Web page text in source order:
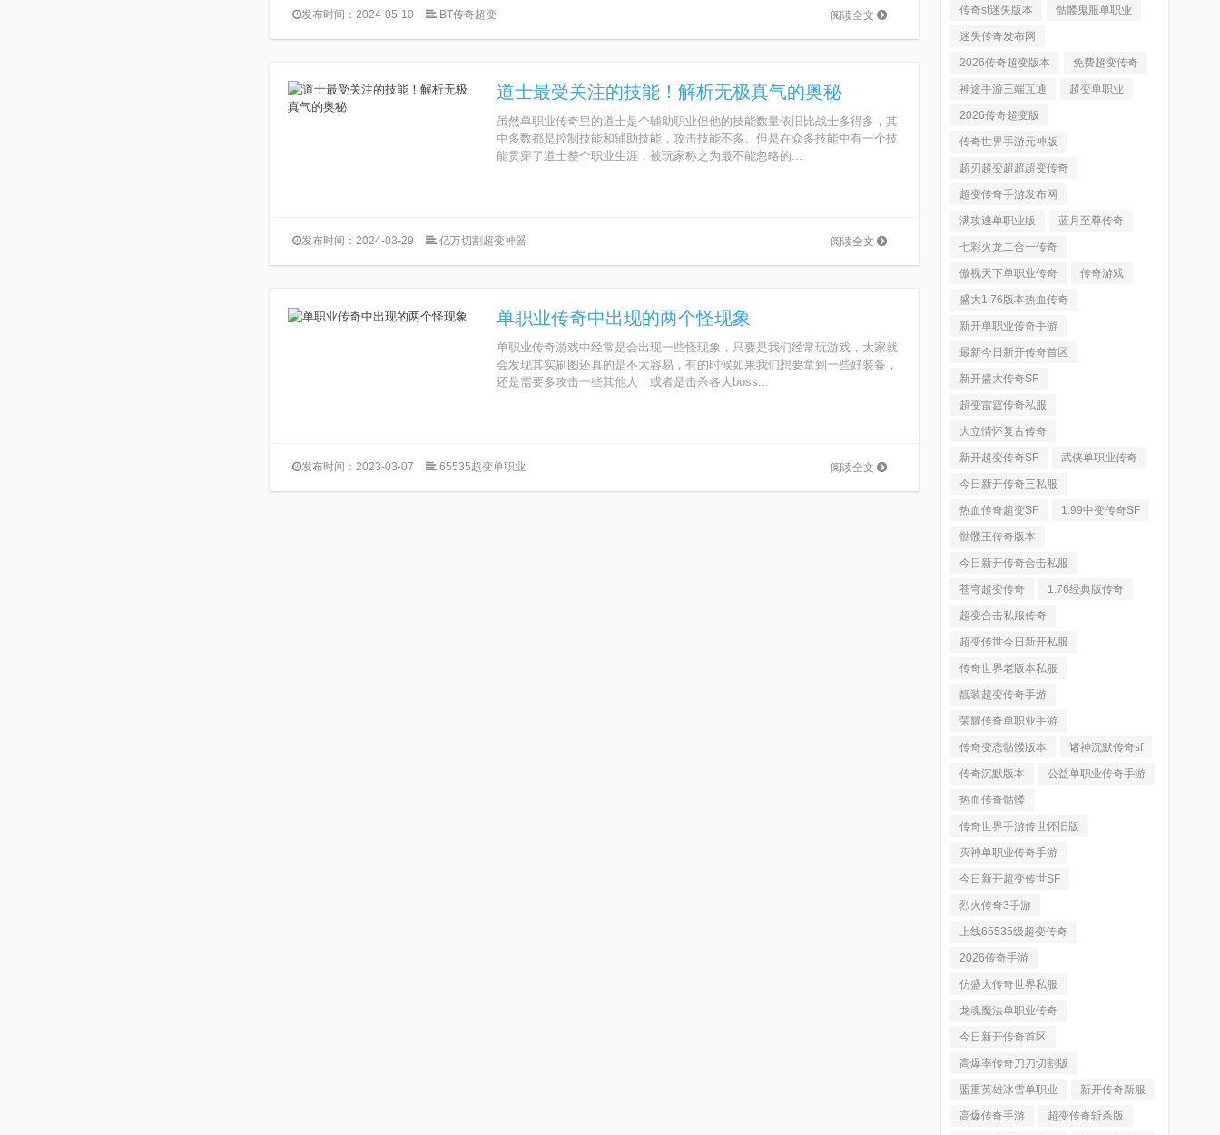
阅读全文
发布时间：2024-05-10 BT传奇超变
道士最受关注的技能！解析无极真气的奥秘
虽然单职业传奇里的道士是个辅助职业但他的技能数量依旧比战士多得多，其
中多数都是控制技能和辅助技能，攻击技能不多。但是在众多技能中有一个技
能贯穿了道士整个职业生涯，被玩家称之为最不能忽略的...
阅读全文
发布时间：2024-03-29 亿万切割超变神器
单职业传奇中出现的两个怪现象
单职业传奇游戏中经常是会出现一些怪现象，只要是我们经常玩游戏，大家就
会发现其实刷图还真的是不太容易，有的时候如果我们想要拿到一些好装备，
还是需要多攻击一些其他人，或者是击杀各大boss...
阅读全文
发布时间：2023-03-07 65535超变单职业
传奇sf迷失版本 骷髅鬼服单职业
迷失传奇发布网
2026传奇超变版本 免费超变传奇
神途手游三端互通 超变单职业
2026传奇超变版
传奇世界手游元神版
超刃超变超超超变传奇
超变传奇手游发布网
满攻速单职业版 蓝月至尊传奇
七彩火龙二合一传奇
傲视天下单职业传奇 传奇游戏
盛大1.76版本热血传奇
新开单职业传奇手游
最新今日新开传奇首区
新开盛大传奇SF
超变雷霆传奇私服
大立情怀复古传奇
新开超变传奇SF 武侠单职业传奇
今日新开传奇三私服
热血传奇超变SF 1.99中变传奇SF
骷髅王传奇版本
今日新开传奇合击私服
苍穹超变传奇 1.76经典版传奇
超变合击私服传奇
超变传世今日新开私服
传奇世界老版本私服
靓装超变传奇手游
荣耀传奇单职业手游
传奇变态骷髅版本 诸神沉默传奇sf
传奇沉默版本 公益单职业传奇手游
热血传奇骷髅
传奇世界手游传世怀旧版
灭神单职业传奇手游
今日新开超变传世SF
烈火传奇3手游
上线65535级超变传奇
2026传奇手游
仿盛大传奇世界私服
龙魂魔法单职业传奇
今日新开传奇首区
高爆率传奇刀刀切割版
盟重英雄冰雪单职业 新开传奇新服
高爆传奇手游 超变传奇斩杀版